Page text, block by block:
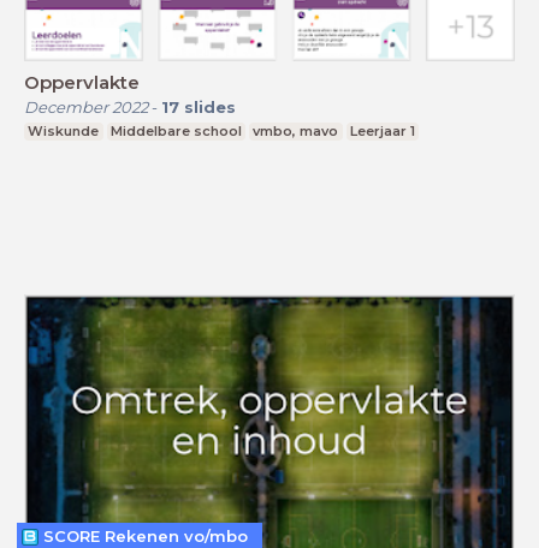
Oppervlakte
December 2022- 17 slides
Wiskunde Middelbare school vmbo, mavo Leerjaar 1
SCORE Rekenen vo/mbo